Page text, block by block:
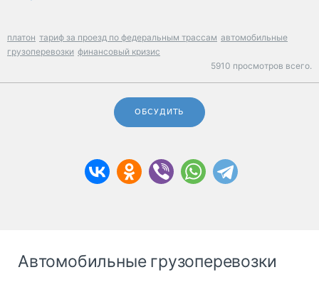
платон тариф за проезд по федеральным трассам автомобильные
грузоперевозки финансовый кризис
5910 просмотров всего.
ОБСУДИТЬ
Автомобильные грузоперевозки